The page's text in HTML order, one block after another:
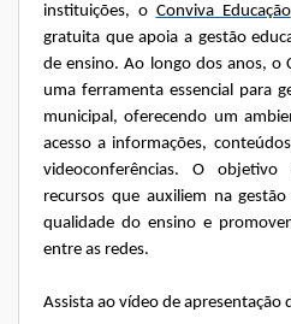
instituições, o Conviva Educação
gratuita que apoia a gestão
de ensino. Ao longo dos anos, o
uma ferramenta essencial para
municipal, oferecendo um
acesso a informações,
videoconferências. O
recursos que auxiliem na
qualidade do ensino e
entre as redes.
Assista ao vídeo de apresentação